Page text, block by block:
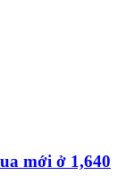
mới ở 1,640